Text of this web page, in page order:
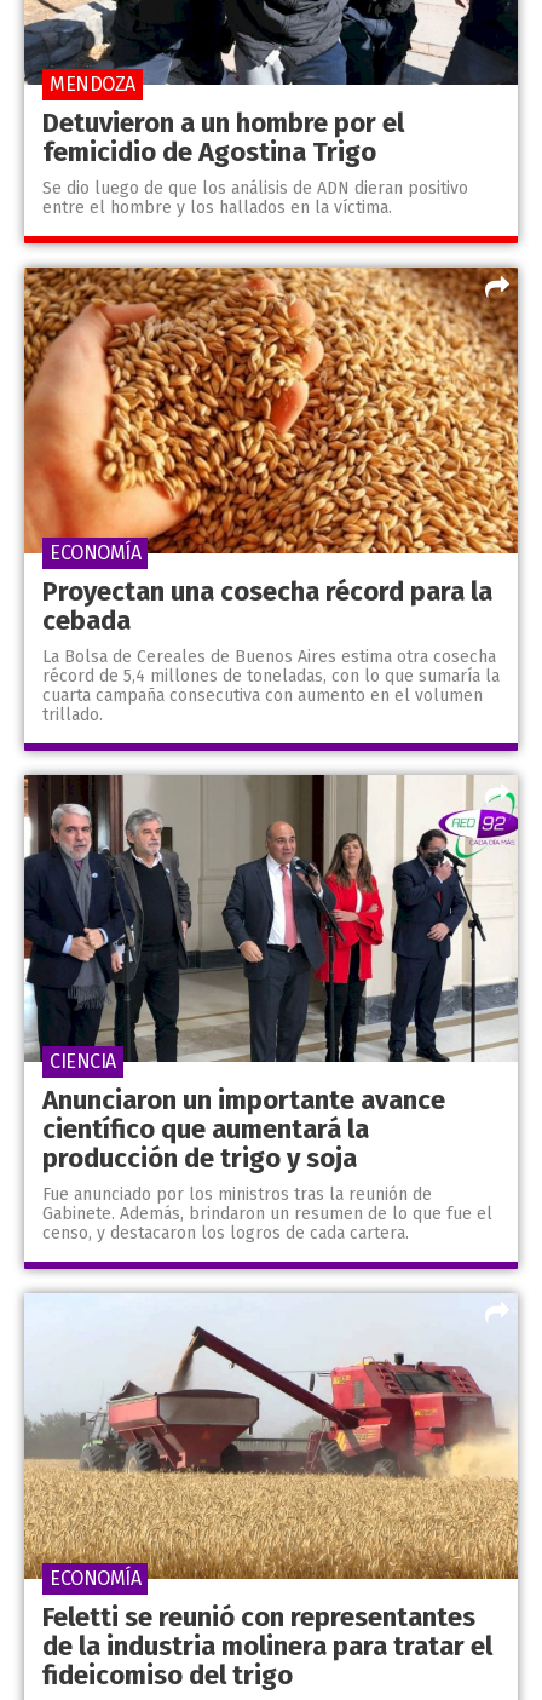
Detuvieron a un hombre por el
femicidio de Agostina Trigo
Se dio luego de que los análisis de ADN dieran positivo
entre el hombre y los hallados en la víctima.
MENDOZA
Proyectan una cosecha récord para la
cebada
La Bolsa de Cereales de Buenos Aires estima otra cosecha
récord de 5,4 millones de toneladas, con lo que sumaría la
cuarta campaña consecutiva con aumento en el volumen
trillado.
ECONOMÍA
Anunciaron un importante avance
científico que aumentará la
producción de trigo y soja
Fue anunciado por los ministros tras la reunión de
Gabinete. Además, brindaron un resumen de lo que fue el
censo, y destacaron los logros de cada cartera.
CIENCIA
Feletti se reunió con representantes
de la industria molinera para tratar el
fideicomiso del trigo
ECONOMÍA